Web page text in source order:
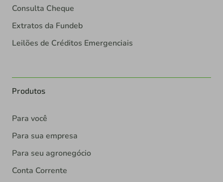
Consulta Cheque
Extratos da Fundeb
Leilões de Créditos Emergenciais
Produtos
Para você
Para sua empresa
Para seu agronegócio
Conta Corrente